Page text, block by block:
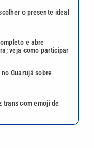
o presente ideal
e abre
veja como participar
Guarujá sobre
com emoji de